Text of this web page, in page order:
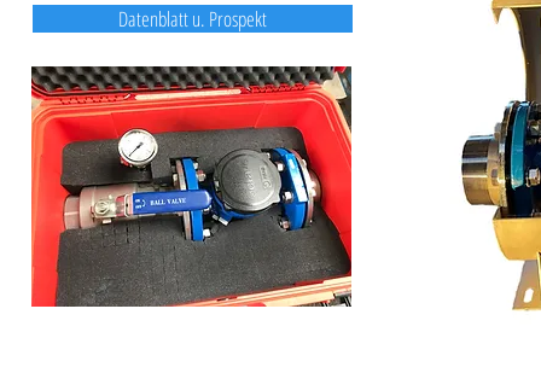
Datenblatt u. Prospekt